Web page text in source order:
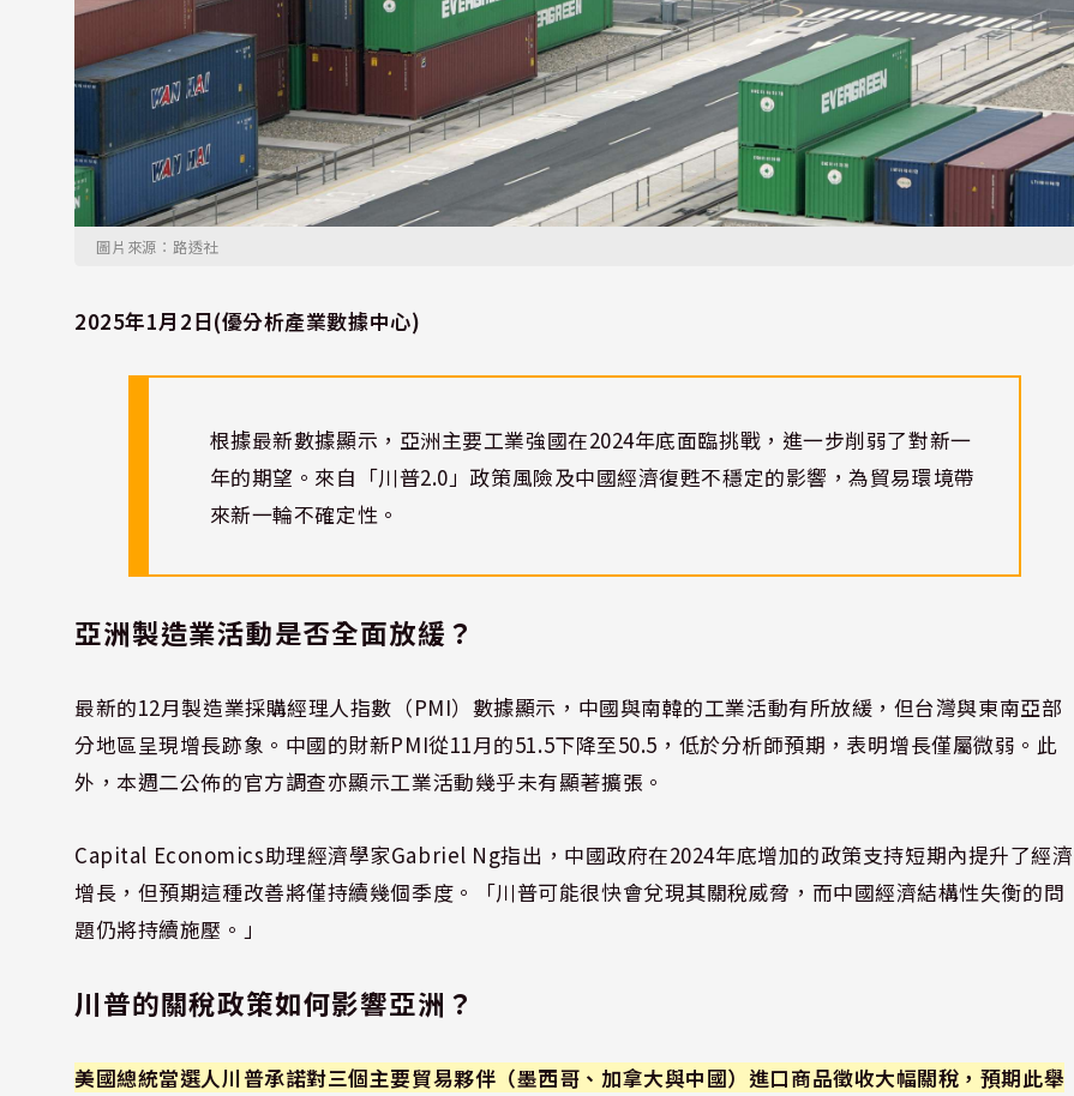
圖片來源：路透社
2025年1月2日(優分析產業數據中心)
根據最新數據顯示，亞洲主要工業強國在2024年底面臨挑戰，進一步削弱了對新一
年的期望。來自「川普2.0」政策風險及中國經濟復甦不穩定的影響，為貿易環境帶
來新一輪不確定性。
亞洲製造業活動是否全面放緩？
最新的12月製造業採購經理人指數（PMI）數據顯示，中國與南韓的工業活動有所放緩，但台灣與東南亞部
分地區呈現增長跡象。中國的財新PMI從11月的51.5下降至50.5，低於分析師預期，表明增長僅屬微弱。此
外，本週二公佈的官方調查亦顯示工業活動幾乎未有顯著擴張。
Capital Economics助理經濟學家Gabriel Ng指出，中國政府在2024年底增加的政策支持短期內提升了經濟
增長，但預期這種改善將僅持續幾個季度。「川普可能很快會兌現其關稅威脅，而中國經濟結構性失衡的問
題仍將持續施壓。」
川普的關稅政策如何影響亞洲？
美國總統當選人川普承諾對三個主要貿易夥伴（墨西哥、加拿大與中國）進口商品徵收大幅關稅，預期此舉